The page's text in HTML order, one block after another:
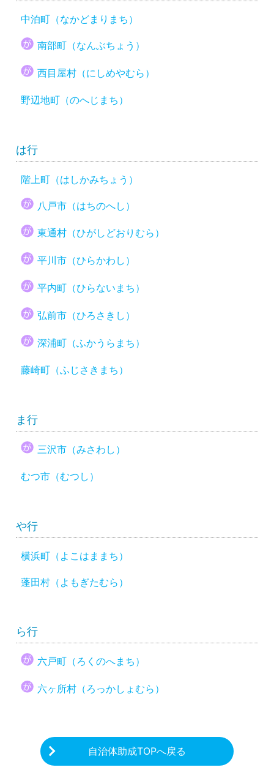
中泊町（なかどまりまち）
南部町（なんぶちょう）
西目屋村（にしめやむら）
野辺地町（のへじまち）
は行
階上町（はしかみちょう）
八戸市（はちのへし）
東通村（ひがしどおりむら）
平川市（ひらかわし）
平内町（ひらないまち）
弘前市（ひろさきし）
深浦町（ふかうらまち）
藤崎町（ふじさきまち）
ま行
三沢市（みさわし）
むつ市（むつし）
や行
横浜町（よこはままち）
蓬田村（よもぎたむら）
ら行
六戸町（ろくのへまち）
六ヶ所村（ろっかしょむら）
自治体助成TOPへ戻る